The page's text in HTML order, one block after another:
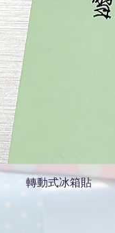
轉動式冰箱貼